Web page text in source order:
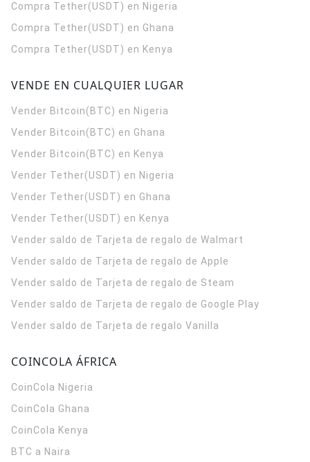
Compra Tether(USDT) en Nigeria
Compra Tether(USDT) en Ghana
Compra Tether(USDT) en Kenya
VENDE EN CUALQUIER LUGAR
Vender Bitcoin(BTC) en Nigeria
Vender Bitcoin(BTC) en Ghana
Vender Bitcoin(BTC) en Kenya
Vender Tether(USDT) en Nigeria
Vender Tether(USDT) en Ghana
Vender Tether(USDT) en Kenya
Vender saldo de Tarjeta de regalo de Walmart
Vender saldo de Tarjeta de regalo de Apple
Vender saldo de Tarjeta de regalo de Steam
Vender saldo de Tarjeta de regalo de Google Play
Vender saldo de Tarjeta de regalo Vanilla
COINCOLA ÁFRICA
CoinCola Nigeria
CoinCola Ghana
CoinCola Kenya
BTC a Naira